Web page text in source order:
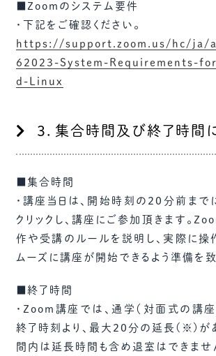
■Zoomのシステム要件
・下記をご確認ください。
https://support.zoom.us/hc/ja/
62023-System-Requirements-
d-Linux
３．集合時間及び終了時間
■集合時間
・講座当日は、開始時刻の20分前まで
クリックし、講座にご参加頂きます。
作や受講のルールを説明し、実際に操
ムーズに講座が開始できるよう準備を致
■終了時間
・Zoom講座では、通学（対面式の講
終了時刻より、最大20分の延長(※)が
間内は延長時間も含め退室はできませ